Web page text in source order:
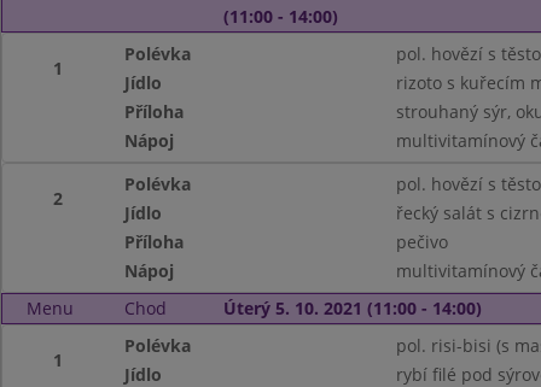
(11:00 - 14:00)
1
Polévka
pol. hovězí s
Jídlo
rizoto s kuřecím
Příloha
strouhaný sýr,
Nápoj
multivitamínový
2
Polévka
pol. hovězí s
Jídlo
řecký salát s
Příloha
pečivo
Nápoj
multivitamínový
Menu
Chod Úterý 5. 10. 2021 (11:00 - 14:00)
1
Polévka
pol. risi-bisi (s
Jídlo
rybí filé pod